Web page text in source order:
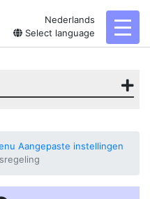
Nederlands
Select language
Aangepaste instellingen